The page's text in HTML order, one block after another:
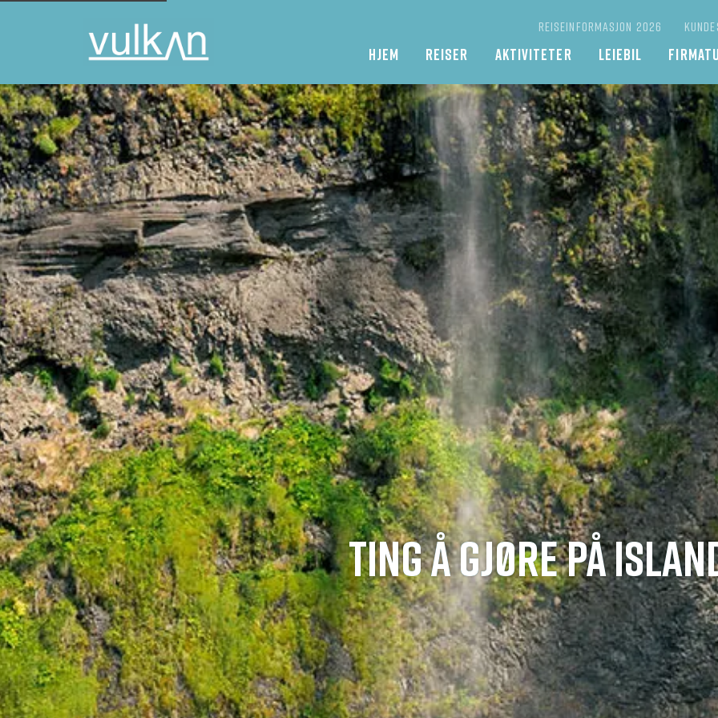
REISEINFORMASJON 2026
MainHJEM REISER AKTIVITETER LEIEBIL
TING Å GJØRE PÅ